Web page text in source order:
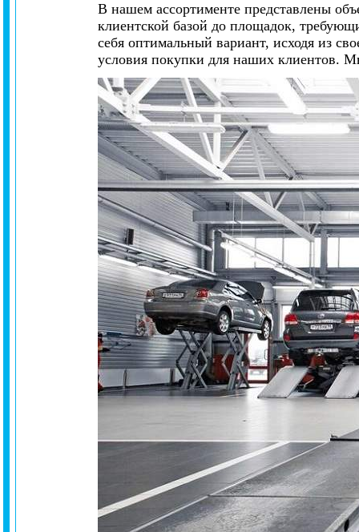
В нашем ассортименте представлены
клиентской базой до площадок,
себя оптимальный вариант, исходя из
условия покупки для наших клиентов.